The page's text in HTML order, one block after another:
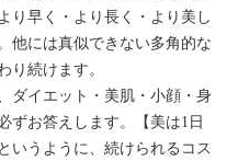
り早く・より長く・より美し
他には真似できない多角的な
り続けます。
ダイエット・美肌・小顔・身
ずお答えします。【美は1日
いうように、続けられるコス